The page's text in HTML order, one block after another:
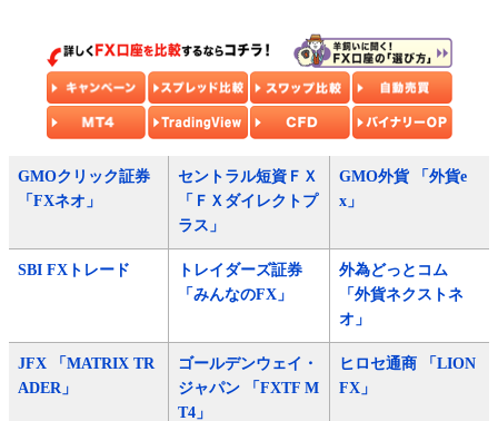
GMOクリック証券
「FXネオ」
セントラル短資ＦＸ
「ＦＸダイレクトプ
ラス」
GMO外貨 「外貨e
x」
SBI FXトレード
トレイダーズ証券
「みんなのFX」
外為どっとコム
「外貨ネクストネ
オ」
JFX 「MATRIX TR
ADER」
ゴールデンウェイ・
ジャパン 「FXTF M
T4」
ヒロセ通商 「LION
FX」